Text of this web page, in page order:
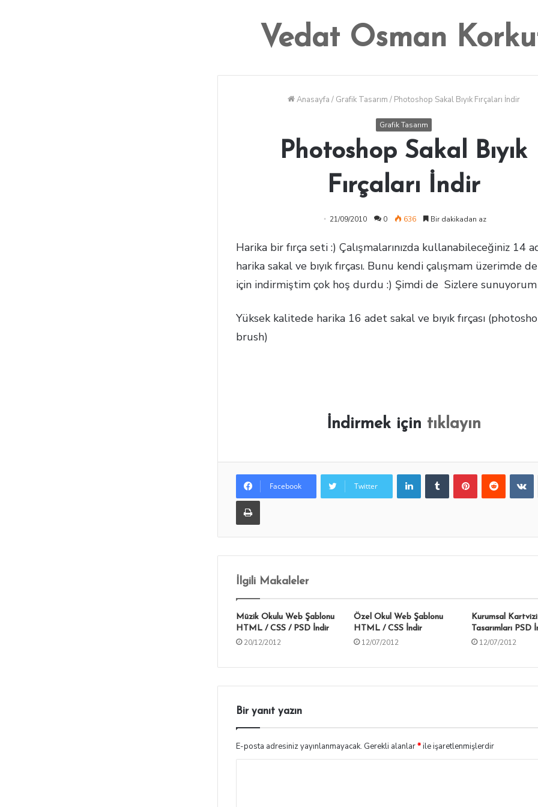
Vedat Osman
Anasayfa / Grafik Tasarım / Photoshop Sakal Bıyık Fırçaları İndir
Grafik Tasarım
Photoshop Sakal Bıyık
Fırçaları İndir
21/09/2010 0 636 Bir dakikadan az
Harika bir fırça seti :) Çalışmalarınızda kullanabileceğiniz 14
harika sakal ve bıyık fırçası. Bunu kendi çalışmam üzerimde
için indirmiştim çok hoş durdu :) Şimdi de Sizlere sunuyorum
Yüksek kalitede harika 16 adet sakal ve bıyık fırçası
brush)
İndirmek için tıklayın
Facebook Twitter
Yazdır
İlgili Makaleler
Müzik Okulu Web Şablonu
HTML / CSS / PSD İndir
20/12/2012
Özel Okul Web Şablonu
HTML / CSS İndir
12/07/2012
Kurumsal
Tasarımları PSD
12/07/2012
Bir yanıt yazın
E-posta adresiniz yayınlanmayacak. Gerekli alanlar*ile işaretlenmişlerdir